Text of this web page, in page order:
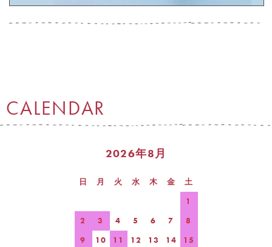
CALENDAR
2026年8月
日 月 火 水 木 金
土
1
2
3 4 5 6 7
8
9
10 11 12 13 14
15